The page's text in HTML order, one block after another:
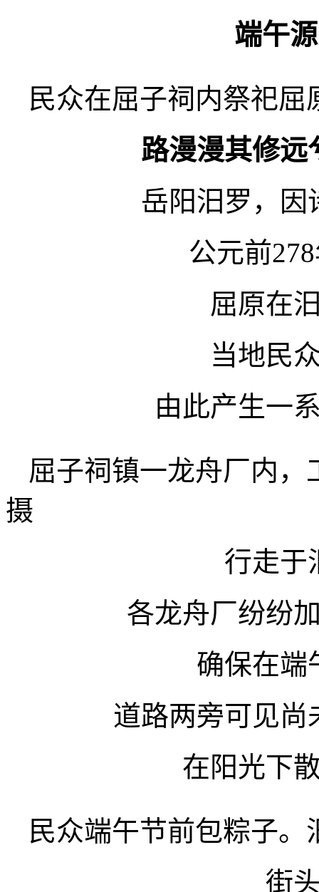
端午
民众在屈子祠内祭祀屈
路漫漫其修远
岳阳汨罗，因
公元前
屈原在
当地民
由此产生一
屈子祠镇一龙舟厂内
摄
行走于
各龙舟厂纷纷
确保在端
道路两旁可见尚
在阳光下
民众端午节前包粽子
街